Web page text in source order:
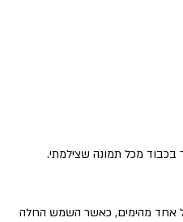
אחד מהימים, כאשר השמש החלה